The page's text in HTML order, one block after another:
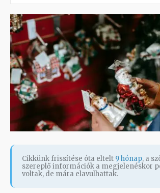
Cikkünk frissítése óta eltelt 9 hónap, a
szereplő információk a megjelenéskor
voltak, de mára elavulhattak.